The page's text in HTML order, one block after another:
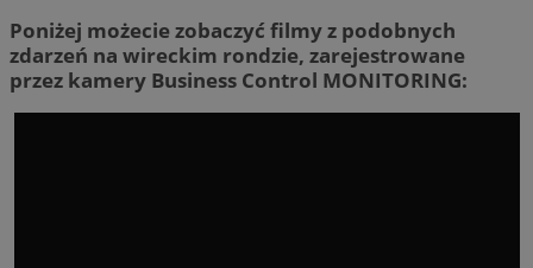
Poniżej możecie zobaczyć filmy z podobnych
zdarzeń na wireckim rondzie, zarejestrowane
przez kamery Business Control MONITORING: